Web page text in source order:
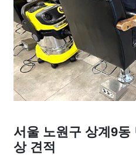
서울 노원구 상계9동
상 견적